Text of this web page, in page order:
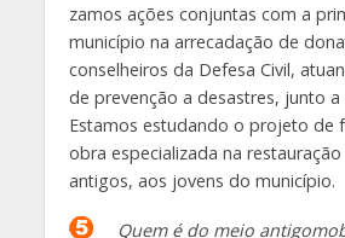
zamos ações conjuntas com a
município na arrecadação de
conselheiros da Defesa Civil,
de prevenção a desastres, junto
Estamos estudando o projeto de
obra especializada na
antigos, aos jovens do município.
Quem é do meio